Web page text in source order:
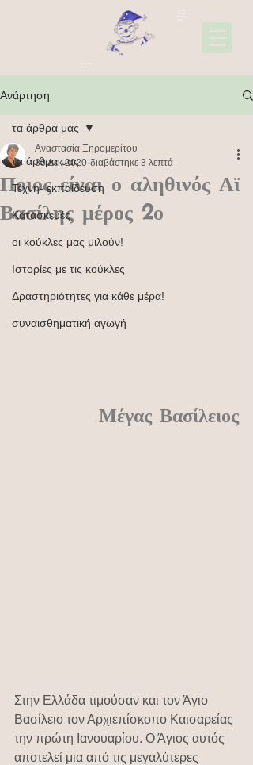
Ανάρτηση
τα άρθρα μας
Τέχνη- εκπαίδευση
Κατασκευές
οι κούκλες μας μιλούν!
Ιστορίες με τις κούκλες
Δραστηριότητες για κάθε μέρα!
συναισθηματική αγωγή
τα άρθρα μας
Ποιος είναι ο αληθινός Αϊ
Βασίλης μέρος 2ο
Αναστασία Ξηρομερίτου
30 Δεκ 2020 διαβάστηκε 3 λεπτά
Μέγας Βασίλειος
Στην Ελλάδα τιμούσαν και τον Άγιο
Βασίλειο τον Αρχιεπίσκοπο Καισαρείας
την πρώτη Ιανουαρίου. Ο Άγιος αυτός
αποτελεί μια από τις μεγαλύτερες